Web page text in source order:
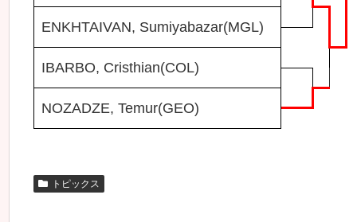
ENKHTAIVAN, Sumiyabazar(MGL)
IBARBO, Cristhian(COL)
NOZADZE, Temur(GEO)
トピックス